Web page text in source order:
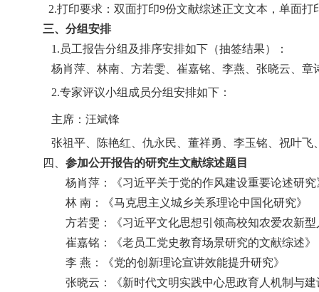
2.打印要求：双面打印9份文献综述正文文本，单面打
三、分组安排
1. 员工报告分组及排序安排如下 （抽签结果）
：
杨肖萍、林南、方若雯、崔嘉铭、李燕、张晓云、
2.专家评议小组成员分组安排如下：
主席：汪斌锋
张祖平、陈艳红、仇永民、董祥勇、李玉铭、祝叶飞
四、 参加公开报告的研究生文献综述题目
杨肖萍：《习近平关于党的作风建设重要论述研究
林 南：《马克思主义城乡关系理论中国化研究》
方若雯：《习近平文化思想引领高校知农爱农新
崔嘉铭：《老员工党史教育场景研究的文献综述》
李 燕：《党的创新理论宣讲效能提升研究》
张晓云：《新时代文明实践中心思政育人机制与